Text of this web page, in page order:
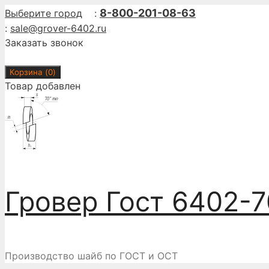
Перейти
к
содержимому
Выберите город : 8-800-201-08-63
: sale@grover-6402.ru
Заказать звонок
Корзина (0)
Товар добавлен
Гровер Гост 6402-
Производство шайб по ГОСТ и ОСТ